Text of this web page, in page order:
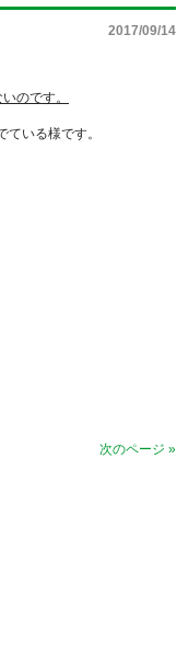
2017/09/14
のです。
いる様です。
次のページ »